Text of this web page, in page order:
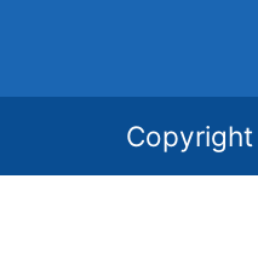
Copyright